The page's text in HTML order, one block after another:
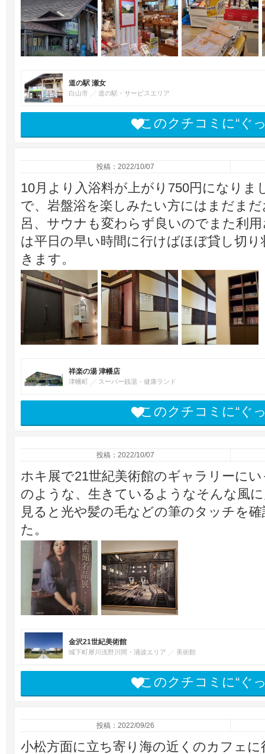
道の駅 瀬女
白山市 道の駅・サービスエリア
このクチコミに“ぐ
投稿：2022/10/07
10月より入浴料が上がり750円になりま
で、岩盤浴を楽しみたい方にはまだま
呂、サウナも変わらず良いのでまた利
は平日の早い時間に行けばほぼ貸し切
きます。
祥楽の湯 津幡店
津幡町 スーパー銭湯・健康ランド
このクチコミに“ぐ
投稿：2022/10/07
ホキ展で21世紀美術館のギャラリーに
のような、生きているようなそんな風
見ると光や髪の毛などの筆のタッチを
た。
金沢21世紀美術館
城下町犀川浅野川間・涌波エリア 美術館
このクチコミに“ぐ
投稿：2022/09/26
小松方面に立ち寄り海の近くのカフェ